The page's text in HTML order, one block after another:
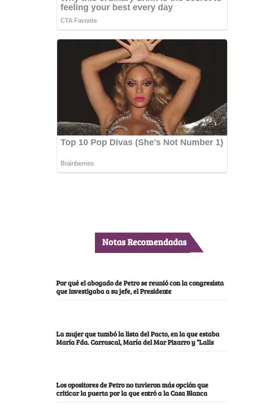
Notas Recomendadas
Por qué el abogado de Petro se reunió con la congresista
que investigaba a su jefe, el Presidente
La mujer que tumbó la lista del Pacto, en la que estaba
María Fda. Carrascal, María del Mar Pizarro y “Lalis
Los opositores de Petro no tuvieron más opción que
criticar la puerta por la que entró a la Casa Blanca